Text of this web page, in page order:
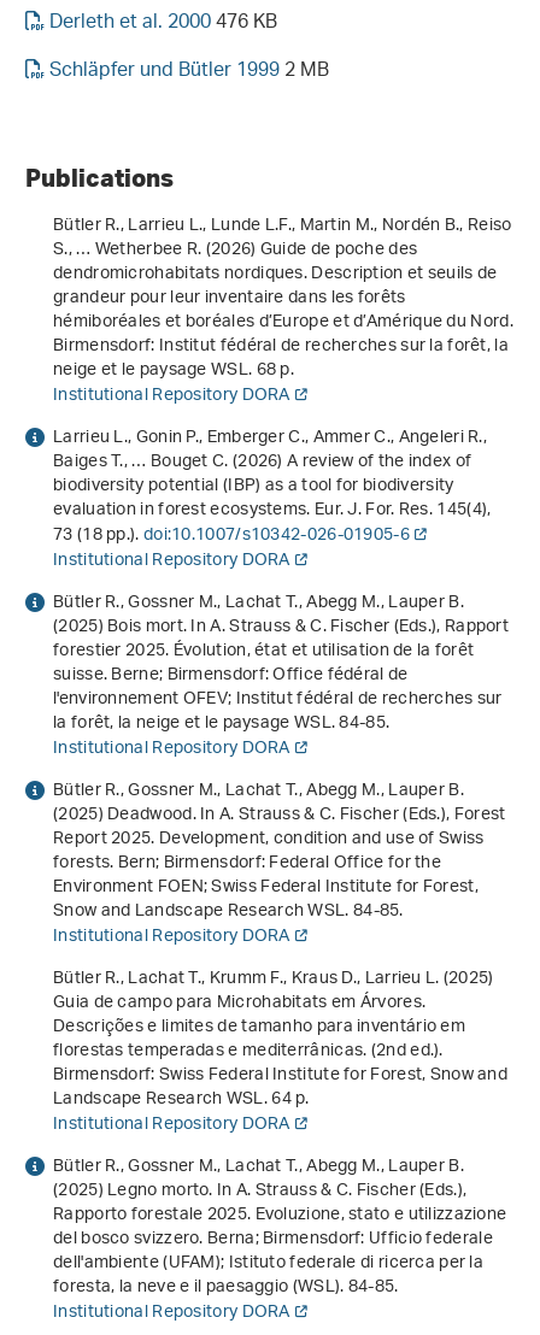
Derleth et al. 2000476 KB
Schläpfer und Bütler 19992 MB
Publications
Bütler R., Larrieu L., Lunde L.F., Martin M., Nordén B., Reiso
S., … Wetherbee R. (2026)Guide de poche des
dendromicrohabitats nordiques. Description et seuils de
grandeur pour leur inventaire dans les forêts
hémiboréales et boréales d’Europe et d’Amérique du Nord.
Birmensdorf: Institut fédéral de recherches sur la forêt, la
neige et le paysage WSL. 68 p.
Institutional Repository DORA
Larrieu L., Gonin P., Emberger C., Ammer C., Angeleri R.,
Baiges T., … Bouget C. (2026) A review of the index of
biodiversity potential (IBP) as a tool for biodiversity
evaluation in forest ecosystems. Eur. J. For. Res.145(4),
73 (18 pp.).doi:10.1007/s10342-026-01905-6
Institutional Repository DORA
Bütler R., Gossner M., Lachat T., Abegg M., Lauper B.
(2025) Bois mort. In A. Strauss & C. Fischer (Eds.),Rapport
forestier 2025. Évolution, état et utilisation de la forêt
suisse. Berne; Birmensdorf: Office fédéral de
l'environnement OFEV; Institut fédéral de recherches sur
la forêt, la neige et le paysage WSL. 84-85.
Institutional Repository DORA
Bütler R., Gossner M., Lachat T., Abegg M., Lauper B.
(2025) Deadwood. In A. Strauss & C. Fischer (Eds.),Forest
Report 2025. Development, condition and use of Swiss
forests. Bern; Birmensdorf: Federal Office for the
Environment FOEN; Swiss Federal Institute for Forest,
Snow and Landscape Research WSL. 84-85.
Institutional Repository DORA
Bütler R., Lachat T., Krumm F., Kraus D., Larrieu L. (2025)
Guia de campo para Microhabitats em Árvores.
Descrições e limites de tamanho para inventário em
florestas temperadas e mediterrânicas. (2nd ed.).
Birmensdorf: Swiss Federal Institute for Forest, Snow and
Landscape Research WSL. 64 p.
Institutional Repository DORA
Bütler R., Gossner M., Lachat T., Abegg M., Lauper B.
(2025) Legno morto. In A. Strauss & C. Fischer (Eds.),
Rapporto forestale 2025. Evoluzione, stato e utilizzazione
del bosco svizzero. Berna; Birmensdorf: Ufficio federale
dell'ambiente (UFAM); Istituto federale di ricerca per la
foresta, la neve e il paesaggio (WSL). 84-85.
Institutional Repository DORA